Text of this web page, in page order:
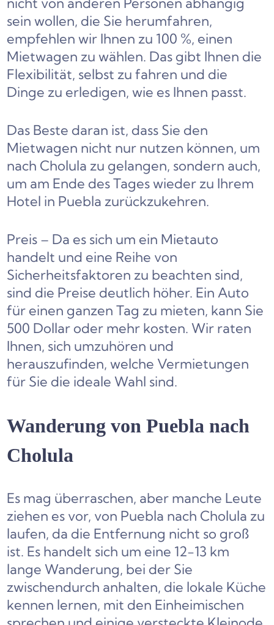
sein wollen, die Sie herumfahren,
empfehlen wir Ihnen zu 100 %, einen
Mietwagen zu wählen. Das gibt Ihnen die
Flexibilität, selbst zu fahren und die
Dinge zu erledigen, wie es Ihnen passt.
Das Beste daran ist, dass Sie den
Mietwagen nicht nur nutzen können, um
nach Cholula zu gelangen, sondern auch,
um am Ende des Tages wieder zu Ihrem
Hotel in Puebla zurückzukehren.
Preis – Da es sich um ein Mietauto
handelt und eine Reihe von
Sicherheitsfaktoren zu beachten sind,
sind die Preise deutlich höher. Ein Auto
für einen ganzen Tag zu mieten, kann Sie
500 Dollar oder mehr kosten. Wir raten
Ihnen, sich umzuhören und
herauszufinden, welche Vermietungen
für Sie die ideale Wahl sind.
Wanderung von Puebla nach
Cholula
Es mag überraschen, aber manche Leute
ziehen es vor, von Puebla nach Cholula zu
laufen, da die Entfernung nicht so groß
ist. Es handelt sich um eine 12-13 km
lange Wanderung, bei der Sie
zwischendurch anhalten, die lokale Küche
kennen lernen, mit den Einheimischen